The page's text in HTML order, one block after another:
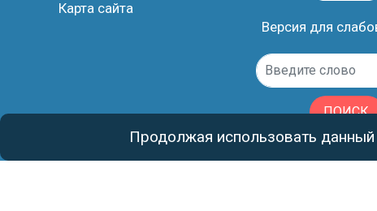
Продолжая использовать
Карта сайта
Версия для
ПОИСК